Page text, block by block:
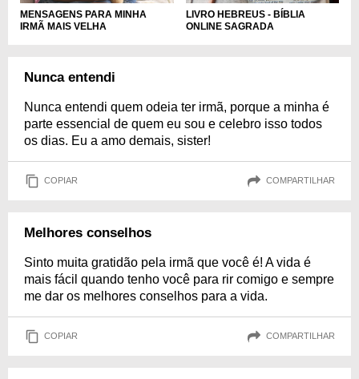
MENSAGENS PARA MINHA
IRMÃ MAIS VELHA
LIVRO HEBREUS - BÍBLIA
ONLINE SAGRADA
Nunca entendi
Nunca entendi quem odeia ter irmã, porque a minha é
parte essencial de quem eu sou e celebro isso todos
os dias. Eu a amo demais, sister!
COPIAR COMPARTILHAR
Melhores conselhos
Sinto muita gratidão pela irmã que você é! A vida é
mais fácil quando tenho você para rir comigo e sempre
me dar os melhores conselhos para a vida.
COPIAR COMPARTILHAR